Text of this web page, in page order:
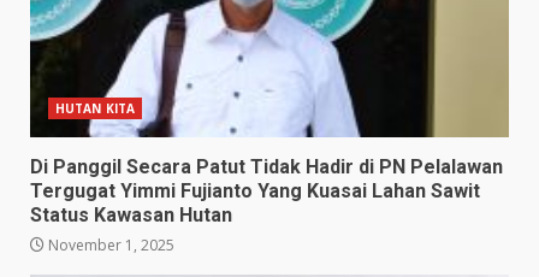
HUTAN KITA
Di Panggil Secara Patut Tidak Hadir di PN Pelalawan
Tergugat Yimmi Fujianto Yang Kuasai Lahan Sawit
Status Kawasan Hutan
November 1, 2025